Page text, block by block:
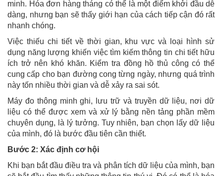
minh. Hóa đơn hàng tháng có thể là một điểm khởi đầu dễ
dàng, nhưng bạn sẽ thấy giới hạn của cách tiếp cận đó rất
nhanh chóng.
Việc thiếu chi tiết về thời gian, khu vực và loại hình sử
dụng năng lượng khiến việc tìm kiếm thông tin chi tiết hữu
ích trở nên khó khăn. Kiểm tra đồng hồ thủ công có thể
cung cấp cho bạn đường cong từng ngày, nhưng quá trình
này tốn nhiều thời gian và dễ xảy ra sai sót.
Máy đo thông minh ghi, lưu trữ và truyền dữ liệu, nơi dữ
liệu có thể được xem và xử lý bằng nền tảng phần mềm
chuyên dụng, là lý tưởng. Tuy nhiên, bạn chọn lấy dữ liệu
của mình, đó là bước đầu tiên cần thiết.
Bước 2: Xác định cơ hội
Khi bạn bắt đầu điều tra và phân tích dữ liệu của mình, bạn